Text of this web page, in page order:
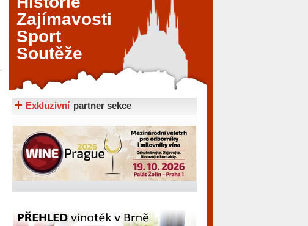
Zajímavosti
Sport
Soutěže
Exkluzivní partner sekce